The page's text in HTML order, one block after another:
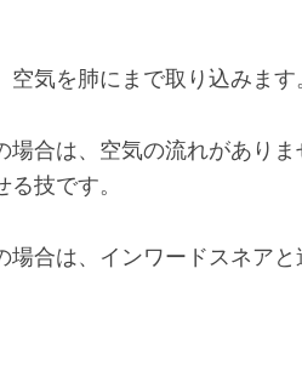
気を肺にまで取り込みます。
場合は、空気の流れがあり
技です。
場合は、インワードスネア